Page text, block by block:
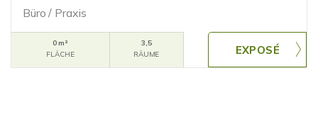
Büro / Praxis
0 m²
FLÄCHE
3,5
RÄUME